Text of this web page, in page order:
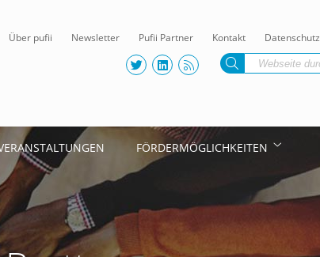
Datenschutz
Kontakt
Pufii Partner
Newsletter
Über pufii
FÖRDERMÖGLICHKEITEN